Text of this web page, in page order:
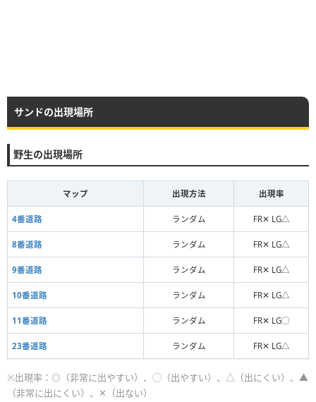
サンドの出現場所
野生の出現場所
マップ 出現方法 出現率
4番道路 ランダム FR✕ LG△
8番道路 ランダム FR✕ LG△
9番道路 ランダム FR✕ LG△
10番道路 ランダム FR✕ LG△
11番道路 ランダム FR✕ LG◯
23番道路 ランダム FR✕ LG△
※出現率：◎（非常に出やすい）、◯（出やすい）、△（出にくい）、▲
（非常に出にくい）、✕（出ない）